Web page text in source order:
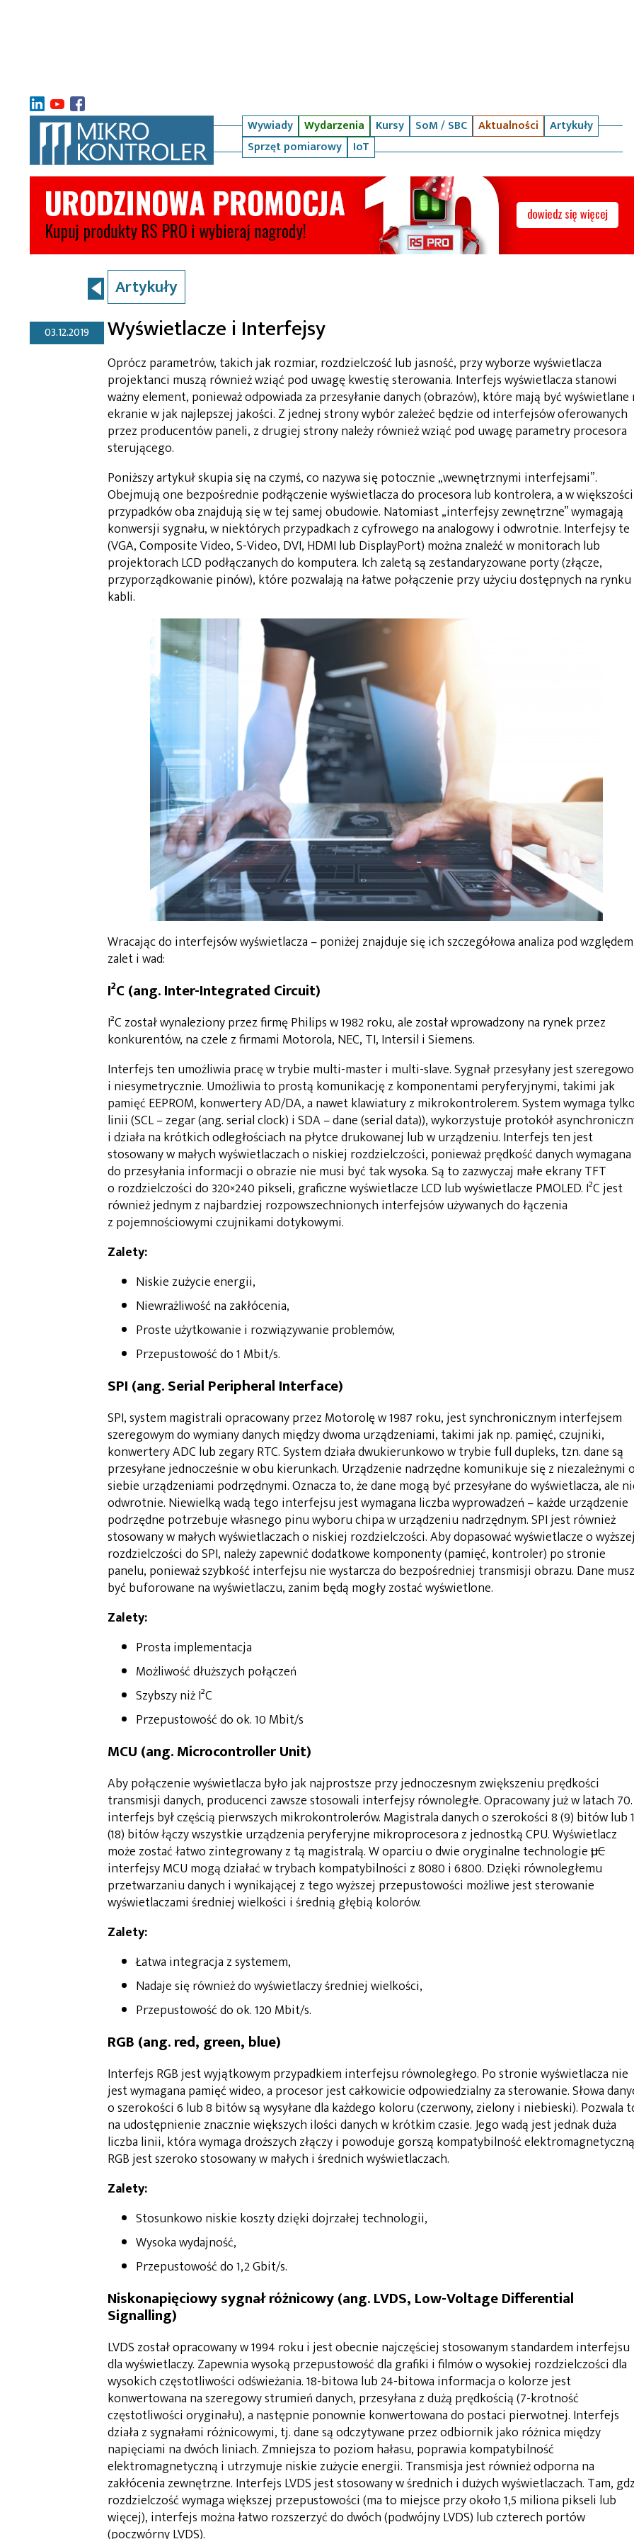
Wywiady Wydarzenia Kursy SoM / SBC Aktualności
Artykuły
Sprzęt pomiarowy
IoT
Artykuły
03.12.2019 Wyświetlacze i Interfejsy
Oprócz parametrów, takich jak rozmiar, rozdzielczość lub jasność, przy wyborze wyświetlacza
projektanci muszą również wziąć pod uwagę kwestię sterowania. Interfejs wyświetlacza stanowi
ważny element, ponieważ odpowiada za przesyłanie danych (obrazów), które mają być wyświetlane
ekranie w jak najlepszej jakości. Z jednej strony wybór zależeć będzie od interfejsów oferowanych
przez producentów paneli, z drugiej strony należy również wziąć pod uwagę parametry procesora
sterującego.
Poniższy artykuł skupia się na czymś, co nazywa się potocznie „wewnętrznymi interfejsami”.
Obejmują one bezpośrednie podłączenie wyświetlacza do procesora lub kontrolera, a w większości
przypadków oba znajdują się w tej samej obudowie. Natomiast „interfejsy zewnętrzne” wymagają
konwersji sygnału, w niektórych przypadkach z cyfrowego na analogowy i odwrotnie. Interfejsy te
(VGA, Composite Video, S-Video, DVI, HDMI lub DisplayPort) można znaleźć w monitorach lub
projektorach LCD podłączanych do komputera. Ich zaletą są zestandaryzowane porty (złącze,
przyporządkowanie pinów), które pozwalają na łatwe połączenie przy użyciu dostępnych na rynku
kabli.
Wracając do interfejsów wyświetlacza – poniżej znajduje się ich szczegółowa analiza pod względem
zalet i wad:
I²C (ang. Inter-Integrated Circuit)
I²C został wynaleziony przez firmę Philips w 1982 roku, ale został wprowadzony na rynek przez
konkurentów, na czele z firmami Motorola, NEC, TI, Intersil i Siemens.
Interfejs ten umożliwia pracę w trybie multi-master i multi-slave. Sygnał przesyłany jest szeregowo
i niesymetrycznie. Umożliwia to prostą komunikację z komponentami peryferyjnymi, takimi jak
pamięć EEPROM, konwertery AD/DA, a nawet klawiatury z mikrokontrolerem. System wymaga
linii (SCL – zegar (ang. serial clock) i SDA – dane (serial data)), wykorzystuje protokół
i działa na krótkich odległościach na płytce drukowanej lub w urządzeniu. Interfejs ten jest
stosowany w małych wyświetlaczach o niskiej rozdzielczości, ponieważ prędkość danych wymagana
do przesyłania informacji o obrazie nie musi być tak wysoka. Są to zazwyczaj małe ekrany TFT
o rozdzielczości do 320×240 pikseli, graficzne wyświetlacze LCD lub wyświetlacze PMOLED. I²C jest
również jednym z najbardziej rozpowszechnionych interfejsów używanych do łączenia
z pojemnościowymi czujnikami dotykowymi.
Zalety:
Niskie zużycie energii,
Niewrażliwość na zakłócenia,
Proste użytkowanie i rozwiązywanie problemów,
Przepustowość do 1 Mbit/s.
SPI (ang. Serial Peripheral Interface)
SPI, system magistrali opracowany przez Motorolę w 1987 roku, jest synchronicznym interfejsem
szeregowym do wymiany danych między dwoma urządzeniami, takimi jak np. pamięć, czujniki,
konwertery ADC lub zegary RTC. System działa dwukierunkowo w trybie full dupleks, tzn. dane są
przesyłane jednocześnie w obu kierunkach. Urządzenie nadrzędne komunikuje się z niezależnymi
siebie urządzeniami podrzędnymi. Oznacza to, że dane mogą być przesyłane do wyświetlacza, ale
odwrotnie. Niewielką wadą tego interfejsu jest wymagana liczba wyprowadzeń – każde urządzenie
podrzędne potrzebuje własnego pinu wyboru chipa w urządzeniu nadrzędnym. SPI jest również
stosowany w małych wyświetlaczach o niskiej rozdzielczości. Aby dopasować wyświetlacze o
rozdzielczości do SPI, należy zapewnić dodatkowe komponenty (pamięć, kontroler) po stronie
panelu, ponieważ szybkość interfejsu nie wystarcza do bezpośredniej transmisji obrazu. Dane
być buforowane na wyświetlaczu, zanim będą mogły zostać wyświetlone.
Zalety:
Prosta implementacja
Możliwość dłuższych połączeń
Szybszy niż I²C
Przepustowość do ok. 10 Mbit/s
MCU (ang. Microcontroller Unit)
Aby połączenie wyświetlacza było jak najprostsze przy jednoczesnym zwiększeniu prędkości
transmisji danych, producenci zawsze stosowali interfejsy równoległe. Opracowany już w latach 70.
interfejs był częścią pierwszych mikrokontrolerów. Magistrala danych o szerokości 8 (9) bitów lub
(18) bitów łączy wszystkie urządzenia peryferyjne mikroprocesora z jednostką CPU. Wyświetlacz
może zostać łatwo zintegrowany z tą magistralą. W oparciu o dwie oryginalne technologieμC
interfejsy MCU mogą działać w trybach kompatybilności z 8080 i 6800. Dzięki równoległemu
przetwarzaniu danych i wynikającej z tego wyższej przepustowości możliwe jest sterowanie
wyświetlaczami średniej wielkości i średnią głębią kolorów.
Zalety:
Łatwa integracja z systemem,
Nadaje się również do wyświetlaczy średniej wielkości,
Przepustowość do ok. 120 Mbit/s.
RGB (ang. red, green, blue)
Interfejs RGB jest wyjątkowym przypadkiem interfejsu równoległego. Po stronie wyświetlacza nie
jest wymagana pamięć wideo, a procesor jest całkowicie odpowiedzialny za sterowanie. Słowa
o szerokości 6 lub 8 bitów są wysyłane dla każdego koloru (czerwony, zielony i niebieski). Pozwala
na udostępnienie znacznie większych ilości danych w krótkim czasie. Jego wadą jest jednak duża
liczba linii, która wymaga droższych złączy i powoduje gorszą kompatybilność
RGB jest szeroko stosowany w małych i średnich wyświetlaczach.
Zalety:
Stosunkowo niskie koszty dzięki dojrzałej technologii,
Wysoka wydajność,
Przepustowość do 1,2 Gbit/s.
Niskonapięciowy sygnał różnicowy (ang. LVDS, Low-Voltage Differential
Signalling)
LVDS został opracowany w 1994 roku i jest obecnie najczęściej stosowanym standardem interfejsu
dla wyświetlaczy. Zapewnia wysoką przepustowość dla grafiki i filmów o wysokiej rozdzielczości dla
wysokich częstotliwości odświeżania. 18-bitowa lub 24-bitowa informacja o kolorze jest
konwertowana na szeregowy strumień danych, przesyłana z dużą prędkością (7-krotność
częstotliwości oryginału), a następnie ponownie konwertowana do postaci pierwotnej. Interfejs
działa z sygnałami różnicowymi, tj. dane są odczytywane przez odbiornik jako różnica między
napięciami na dwóch liniach. Zmniejsza to poziom hałasu, poprawia kompatybilność
elektromagnetyczną i utrzymuje niskie zużycie energii. Transmisja jest również odporna na
zakłócenia zewnętrzne. Interfejs LVDS jest stosowany w średnich i dużych wyświetlaczach. Tam,
rozdzielczość wymaga większej przepustowości (ma to miejsce przy około 1,5 miliona pikseli lub
więcej), interfejs można łatwo rozszerzyć do dwóch (podwójny LVDS) lub czterech portów